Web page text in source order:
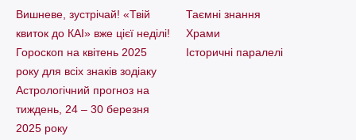
Вишневе, зустрічай! «Твій
квиток до КАІ» вже цієї неділі!
Гороскоп на квітень 2025
року для всіх знаків зодіаку
Астрологічний прогноз на
тиждень, 24 – 30 березня
2025 року
Таємні знання
Храми
Історичні паралелі